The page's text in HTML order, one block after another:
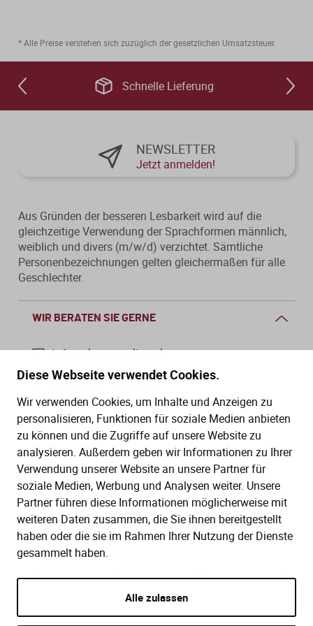
Diese Webseite verwendet Cookies.
Wir verwenden Cookies, um Inhalte und Anzeigen zu
personalisieren, Funktionen für soziale Medien anbieten
zu können und die Zugriffe auf unsere Website zu
analysieren. Außerdem geben wir Informationen zu Ihrer
Verwendung unserer Website an unsere Partner für
soziale Medien, Werbung und Analysen weiter. Unsere
Partner führen diese Informationen möglicherweise mit
weiteren Daten zusammen, die Sie ihnen bereitgestellt
haben oder die sie im Rahmen Ihrer Nutzung der Dienste
gesammelt haben.
Alle zulassen
Formulare
Fahrtenbücher
Fundierte Informationen und
Merkblätter
Checklisten
Mandanten-Info
Digitale Anwendungen
Digitale Tools zur Unterstützung von
Kanzlei und Mandanten.
Merkblatt-Datenbank
FormularPilot
StBVV-Rechner
Gebühren­berechnung leicht
Ausbildungsbegleitung
Quer- und Wiedereinstieg
Live-Onlineveranstaltungen mit
Live-Termine
Aufzeichnungen
Kanzleischulungen
Didaktisch aufgebaute Online-Kurse
mit Schaubildern und Testfragen.
Geldwäscheprävention
KI-Nutzung
Datenschutz
IT-Sicherheit
Berufsrecht
Prüfungsvorbereitung
Erbschaftsteuer / Schenkungsteuer
Körperschaft- / Umwandlungsteuer
Lohnsteuer
Verfahrensrecht / Abgabenordnung
Buchführung / Bilanzierung
Arbeitsvereinbarungen
Mandatsvereinbarungen
Gebührenrecht
Praxisvereinbarungen
Beratungsfelder
Nachfolgeberatung
* Alle Preise verstehen sich zuzüglich der gesetzlichen Umsatzsteuer.
Schnelle Lieferung
WIR BERATEN SIE GERNE
info@dws-medien.de
Mo.–Do. 08:00–16:00 Uhr
Fr. 08:00–13:30 Uhr
SERVICE
Hilfe (FAQ)
Gesetze
Kontakt
KAUF UND BESTELLUNG
Versand und Lieferung
NEWSLETTER
Jetzt anmelden!
Aus Gründen der besseren Lesbarkeit wird auf die
gleichzeitige Verwendung der Sprachformen männlich,
weiblich und divers (m/w/d) verzichtet. Sämtliche
Personenbezeichnungen gelten gleichermaßen für alle
Geschlechter.